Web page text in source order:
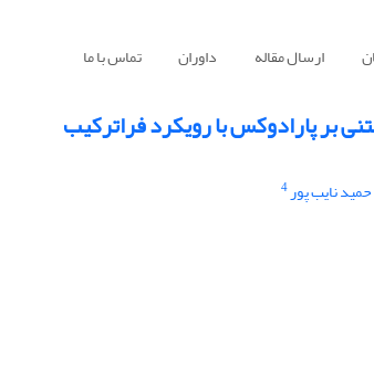
ارسال مقاله داوران تماس با ما
بر پارادوکس با رویکرد فراترکیب
حمید نایب پور4